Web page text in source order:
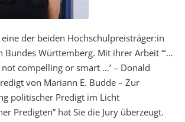
der beiden Hochschulpreisträger:in
Bundes Württemberg. Mit ihrer Arbeit “‘…
compelling or smart …’ – Donald
von Mariann E. Budde – Zur
politischer Predigt im Licht
Predigten” hat Sie die Jury überzeugt.